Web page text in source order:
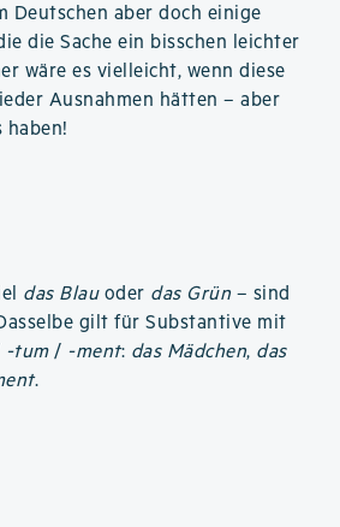
Deutschen aber doch einige
die Sache ein bisschen leichter
wäre es vielleicht, wenn diese
Ausnahmen hätten – aber
haben!
das Blauoder das Grün – sind
gilt für Substantive mit
-tum/ -ment: das Mädchen, das
.